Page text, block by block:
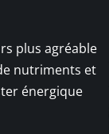
plus agréable
nutriments et
énergique